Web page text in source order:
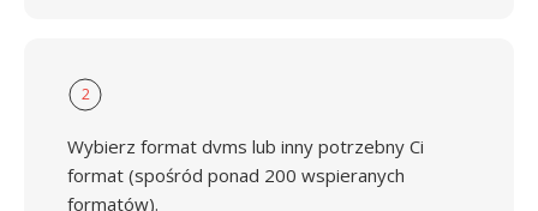
2
Wybierz format dvms lub inny potrzebny Ci
format (spośród ponad 200 wspieranych
formatów).